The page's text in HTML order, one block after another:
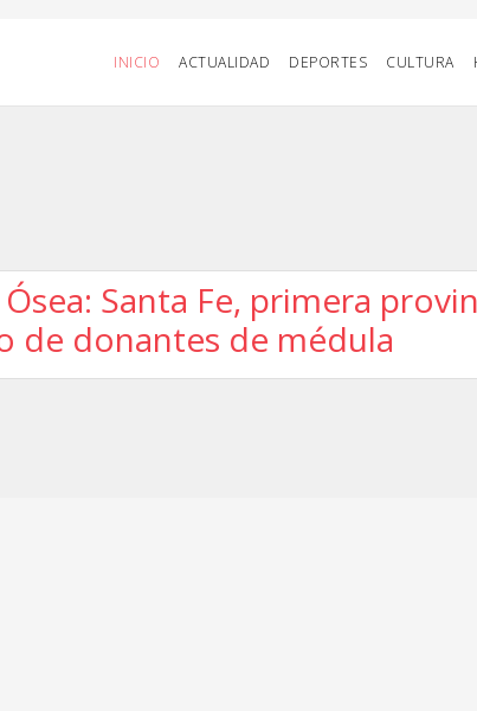
INICIO ACTUALIDAD DEPORTES CULTURA
Santa Fe, primera
de donantes de médula